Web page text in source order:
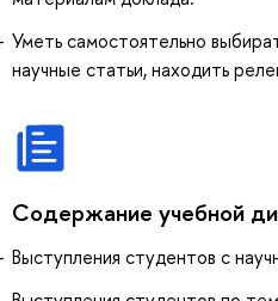
Уметь самостоятельно
научные статьи, находить
Содержание учебной
Выступления студентов с